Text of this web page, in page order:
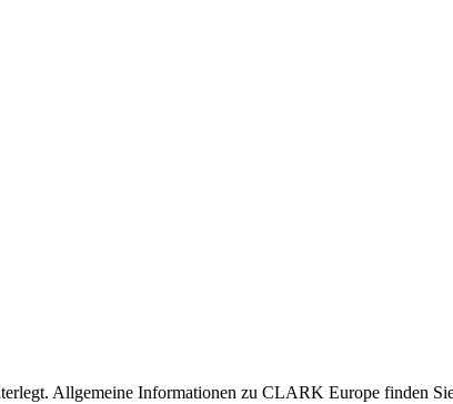
Allgemeine Informationen zu CLARK Europe finden